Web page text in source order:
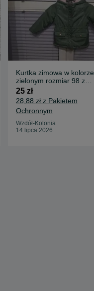
Kurtka zimowa w kolorze
zielonym rozmiar 98 z
podszewką odpinaną
25 zł
28,88 zł z Pakietem
Ochronnym
Wzdół-Kolonia
14 lipca 2026